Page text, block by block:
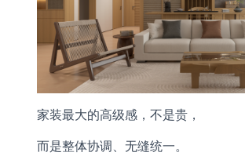
家装最大的高级感，不是贵，
而是整体协调、无缝统一。